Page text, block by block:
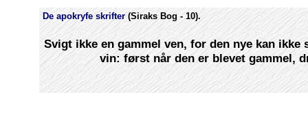
De apokryfe skrifter(Siraks Bog - 10).
Svigt ikke en gammel ven, for den nye kan ikke
vin: først når den er blevet gammel,